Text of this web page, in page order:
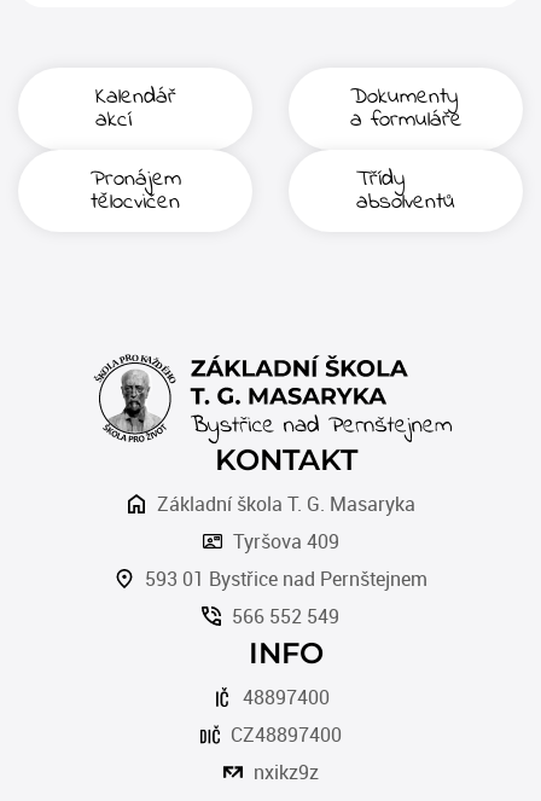
Kalendář
akcí
Dokumenty
a formuláře
Pronájem
tělocvičen
Třídy
absolventů
KONTAKT
Základní škola T. G. Masaryka
Tyršova 409
593 01 Bystřice nad Pernštejnem
566 552 549
INFO
48897400
CZ48897400
nxikz9z